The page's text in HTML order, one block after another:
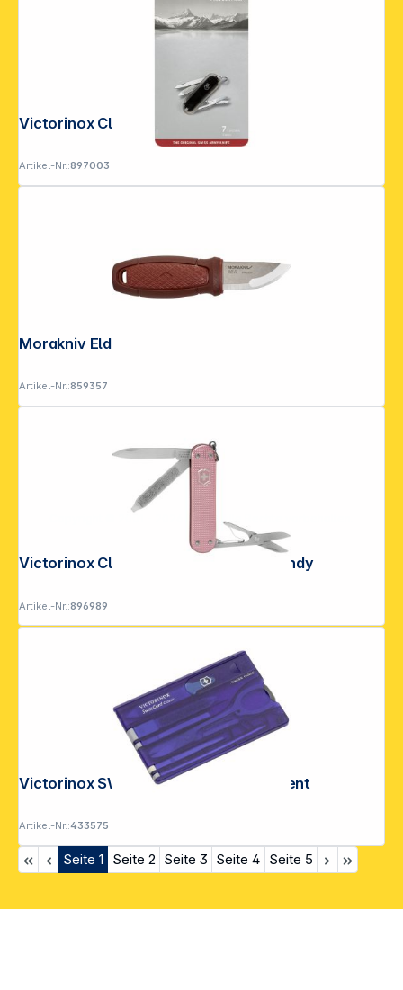
Victorinox Classic SD G schwarz
Artikel-Nr.:897003
Artikel-Nr.:859357
Victorinox Classic SD Alox Cotton Candy
Artikel-Nr.:896989
Victorinox SWISSCARD blau transparent
Artikel-Nr.:433575
Seite 1 Seite 2 Seite 3 Seite 4 Seite 5
Copyright © 2001 - 2026 DGH - Alle Rechte vorbehalten.